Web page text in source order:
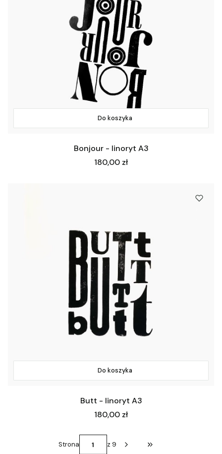
Do koszyka
Bonjour - linoryt A3
Cena
180,00 zł
Do koszyka
Butt - linoryt A3
Cena
180,00 zł
Strona z 9 Przejdź do ostatniej